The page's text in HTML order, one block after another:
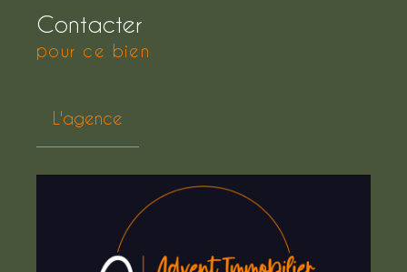
Contacter
pour ce bien
L'agence